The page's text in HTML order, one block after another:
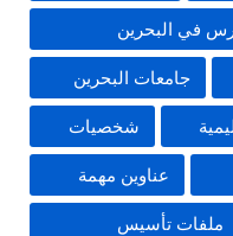
في البحرين
جامعات البحرين
شخصيات
عناوين مهمة
ملفات تأسيس